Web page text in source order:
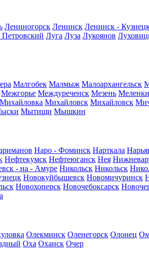
Лениногорск Ленинск Ленинск -
Луга Луза Лукоянов
Малгобек Малмыж Малоархангельск
Межгорье Междуреченск Мезень Меленки
Михайловка Михайловск Михайловск
Мытищи Мышкин
Наро - Фоминск Нарткала
Нефтекумск Нефтеюганск Нея
- на - Амуре Никольск Никольск
Новокуйбышевск Новомичуринск
Новохоперск Новочебоксарск
Олекминск Оленегорск Олонец
Оха Оханск Очер